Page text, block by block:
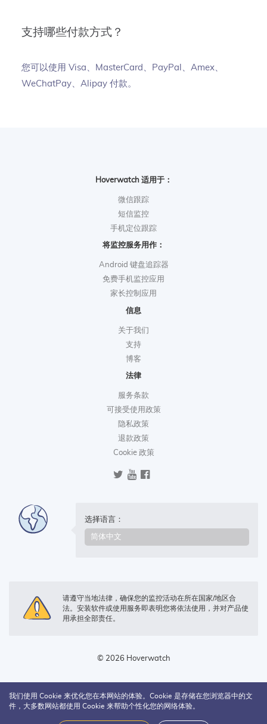
支持哪些付款方式？
您可以使用 Visa、MasterCard、PayPal、Amex、
WeChatPay、Alipay 付款。
Hoverwatch 适用于：
微信跟踪
短信监控
手机定位跟踪
将监控服务用作：
Android 键盘追踪器
免费手机监控应用
家长控制应用
信息
关于我们
支持
博客
法律
服务条款
可接受使用政策
隐私政策
退款政策
Cookie 政策
选择语言：
请遵守当地法律，确保您的监控活动在所在国家/地区合
法。安装软件或使用服务即表明您将依法使用，并对产品使
用承担全部责任。
© 2026 Hoverwatch
我们使用 Cookie 来优化您在本网站的体验。Cookie 是存储在您浏览器中的文
件，大多数网站都使用 Cookie 来帮助个性化您的网络体验。